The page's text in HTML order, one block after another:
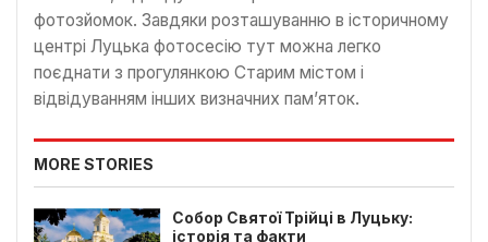
фотозйомок. Завдяки розташуванню в історичному
центрі Луцька фотосесію тут можна легко
поєднати з прогулянкою Старим містом і
відвідуванням інших визначних пам’яток.
MORE STORIES
Собор Святої Трійці в Луцьку:
історія та факти